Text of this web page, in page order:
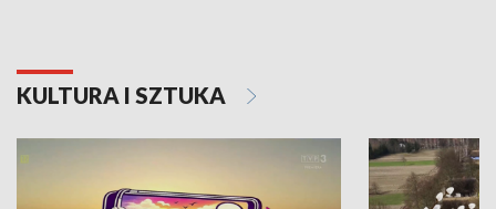
KULTURA I SZTUKA